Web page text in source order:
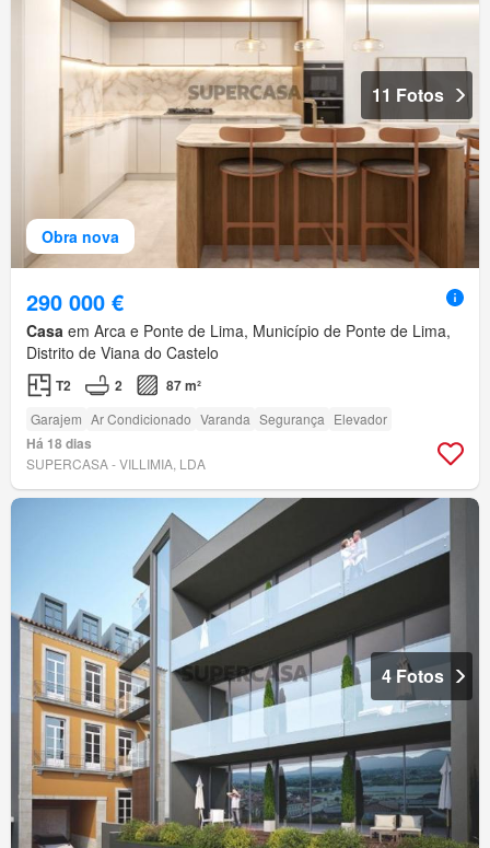
Obra nova
11 Fotos
290 000 €
Casa em Arca e Ponte de Lima, Município de Ponte de Lima,
Distrito de Viana do Castelo
T2 2 87 m²
Garajem Ar Condicionado Varanda Segurança Elevador
Há 18 dias
SUPERCASA - VILLIMIA, LDA
4 Fotos